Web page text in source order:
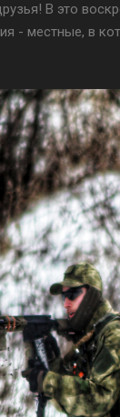
В это
- местные, в